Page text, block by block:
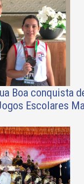
Boa conquista
Escolares